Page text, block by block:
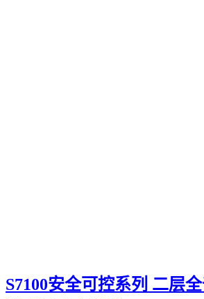
S7100安全可控系列 二层